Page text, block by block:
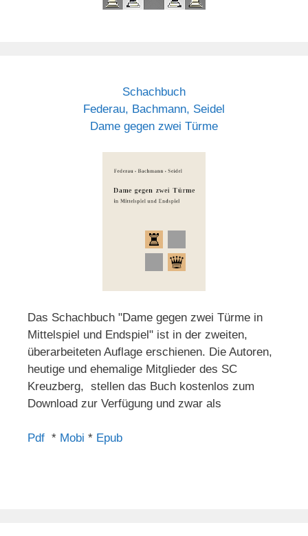
Schachbuch
Federau, Bachmann, Seidel
Dame gegen zwei Türme
Das Schachbuch "Dame gegen zwei Türme in
Mittelspiel und Endspiel" ist in der zweiten,
überarbeiteten Auflage erschienen. Die Autoren,
heutige und ehemalige Mitglieder des SC
Kreuzberg, stellen das Buch kostenlos zum
Download zur Verfügung und zwar als
Pdf * Mobi * Epub